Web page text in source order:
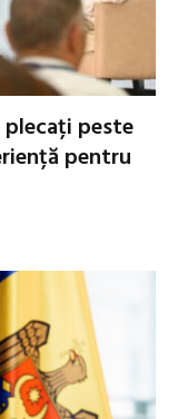
peste
pentru